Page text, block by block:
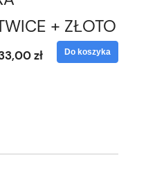
+ ZŁOTO
zł Do koszyka